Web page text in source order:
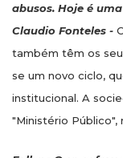
abusos. Hoje é
Claudio Fonteles -
também têm os
se um novo ciclo,
institucional. A
"Ministério Público",